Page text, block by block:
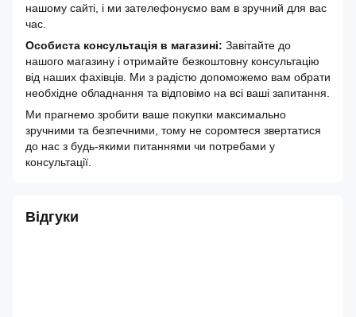
нашому сайті, і ми зателефонуємо вам в зручний для вас
час.
Особиста консультація в магазині: Завітайте до
нашого магазину і отримайте безкоштовну консультацію
від наших фахівців. Ми з радістю допоможемо вам обрати
необхідне обладнання та відповімо на всі ваші запитання.
Ми прагнемо зробити ваше покупки максимально
зручними та безпечними, тому не соромтеся звертатися
до нас з будь-якими питаннями чи потребами у
консультації.
Відгуки